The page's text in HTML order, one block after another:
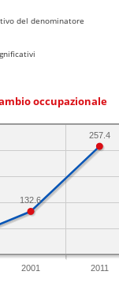
del denominatore
occupazionale
2001 2011
257.4
132.6